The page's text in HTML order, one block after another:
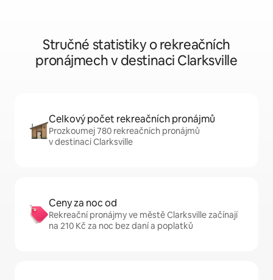
Stručné statistiky o rekreačních
pronájmech v destinaci Clarksville
Celkový počet rekreačních pronájmů
Prozkoumej 780 rekreačních pronájmů
v destinaci Clarksville
Ceny za noc od
Rekreační pronájmy ve městě Clarksville začínají
na 210 Kč za noc bez daní a poplatků